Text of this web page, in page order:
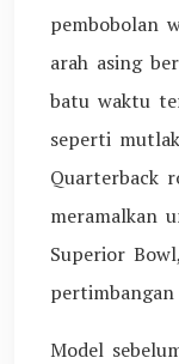
pembobolan
arah asing
batu waktu
seperti
Quarterback
meramalkan
Superior
pertimbangan
Model